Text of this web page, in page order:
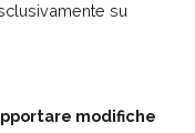
su
modifiche